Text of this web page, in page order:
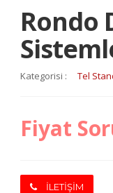
Rondo
Kategorisi : Tel
Fiyat
İLETİŞİM